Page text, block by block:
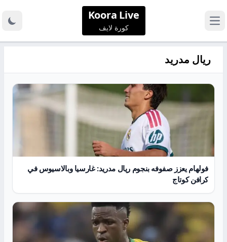
Koora Live
كورة لايف
ريال مدريد
فولهام يعزز صفوفه بنجوم ريال مدريد: غارسيا وبالاسيوس في
كرافن كوتاج